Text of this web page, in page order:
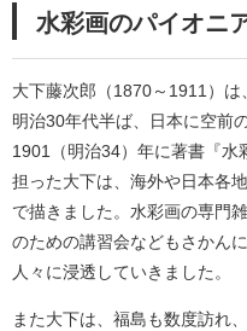
水彩画のパイオニ
大下藤次郎（1870～1911）は
明治30年代半ば、日本に空前
1901（明治34）年に著書『水
担った大下は、海外や日本各
で描きました。水彩画の専門
のための講習会などもさかん
人々に浸透していきました。
また大下は、福島も数度訪れ